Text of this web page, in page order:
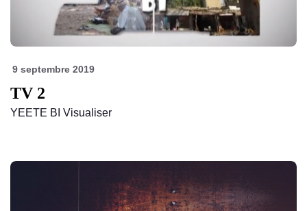
9 septembre 2019
TV 2
YEETE BI Visualiser